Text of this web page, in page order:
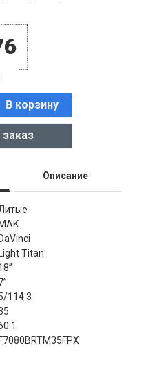
В корзину
Описание
MAK
DaVinci
Light Titan
114.3
F7080BRTM35FPX